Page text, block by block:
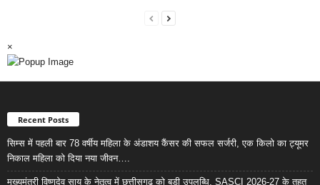
×
Recent Posts
सिम्स में पहली बार 78 वर्षीय महिला के अंडाशय कैंसर की सफल सर्जरी, एक किलो का ट्यूमर
निकाल महिला को दिया नया जीवन….
मुख्यमंत्री विष्णुदेव साय के नेतृत्व में छत्तीसगढ़ को बड़ी उपलब्धि, SASCI 2026-27 के तहत